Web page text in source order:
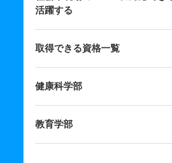
活躍する
取得できる資格一覧
健康科学部
教育学部